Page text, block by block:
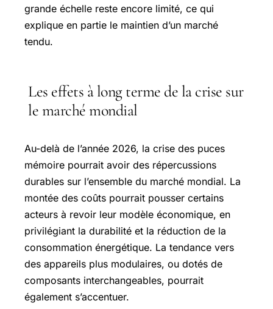
grande échelle reste encore limité, ce qui
explique en partie le maintien d’un marché
tendu.
Les effets à long terme de la crise sur
le marché mondial
Au-delà de l’année 2026, la crise des puces
mémoire pourrait avoir des répercussions
durables sur l’ensemble du marché mondial. La
montée des coûts pourrait pousser certains
acteurs à revoir leur modèle économique, en
privilégiant la durabilité et la réduction de la
consommation énergétique. La tendance vers
des appareils plus modulaires, ou dotés de
composants interchangeables, pourrait
également s’accentuer.